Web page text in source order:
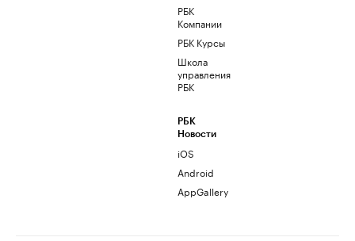
РБК
Компании
РБК Курсы
Школа
управления
РБК
РБК
Новости
iOS
Android
AppGallery